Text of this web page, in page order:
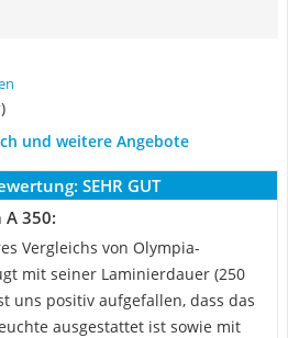
)
und weitere Angebote
SEHR GUT
350:
Vergleichs von Olympia-
mit seiner Laminierdauer (250
uns positiv aufgefallen, dass das
ausgestattet ist sowie mit